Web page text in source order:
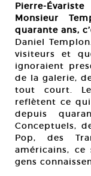
Pierre-
Monsieur
quarante ans,
Daniel
visiteurs et
ignoraient
de la galerie,
tout court.
reflètent ce
depuis
Conceptuels,
Pop, des
américains,
gens